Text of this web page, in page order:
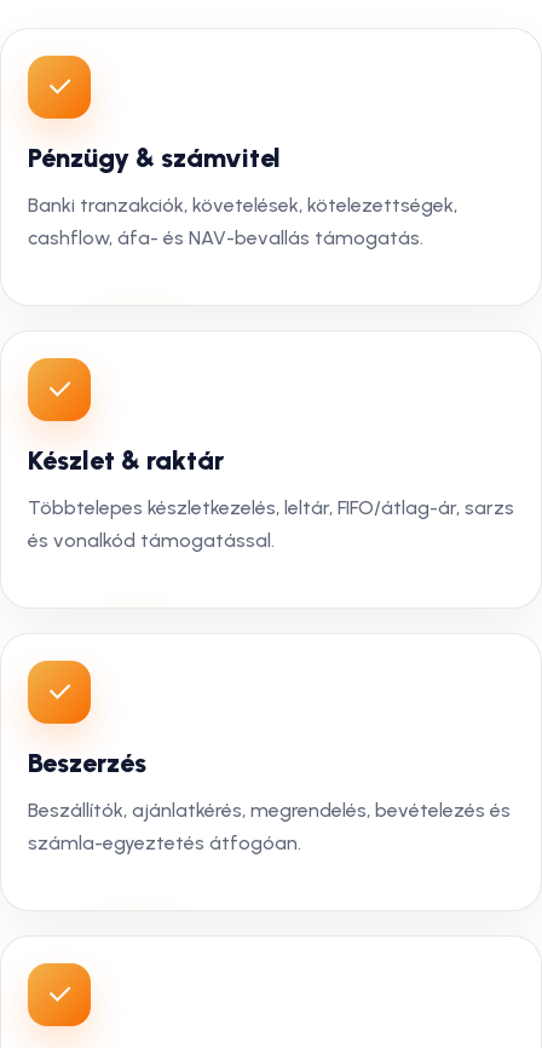
Pénzügy & számvitel
Banki tranzakciók, követelések, kötelezettségek,
cashflow, áfa- és NAV-bevallás támogatás.
Készlet & raktár
Többtelepes készletkezelés, leltár, FIFO/átlag-ár, sarzs
és vonalkód támogatással.
Beszerzés
Beszállítók, ajánlatkérés, megrendelés, bevételezés és
számla-egyeztetés átfogóan.